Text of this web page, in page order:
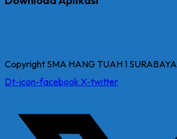
Copyright SMA HANG TUAH 1 SURABAYA
Dt-icon-facebook X-twitter